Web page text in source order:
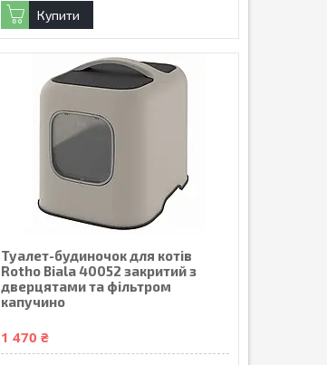
Купити
Туалет-будиночок для котів
Rotho Biala 40052 закритий з
дверцятами та фільтром
капучино
1 470 ₴